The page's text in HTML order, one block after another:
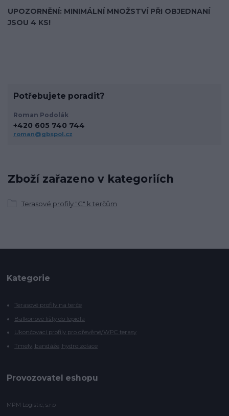
UPOZORNĚNÍ: MINIMÁLNÍ MNOŽSTVÍ PŘI OBJEDNANÍ
JSOU 4 KS!
Zboží zařazeno v kategoriích
Terasové profily "C" k terčům
Potřebujete poradit?
Roman Podolák
+420 605 740 744
roman@gbspol.cz
Kategorie
Terasové profily na terče
Balkonové lišty do lepidla
Ukončovací profily pro dřevěné/WPC terasy
Tmely, bandáže, hydroizolace
Provozovatel eshopu
MPM Logistic, s.r.o